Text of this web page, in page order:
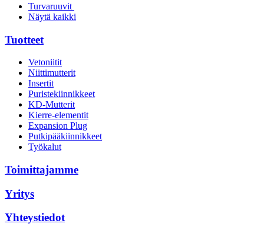
Turvaruuvit
Näytä kaikki
Tuotteet
Vetoniitit
Niittimutterit
Insertit
Puristekiinnikkeet
KD-Mutterit
Kierre-elementit
Expansion Plug
Putkipääkiinnikkeet
Työkalut
Toimittajamme
Yritys
Yhteystiedot